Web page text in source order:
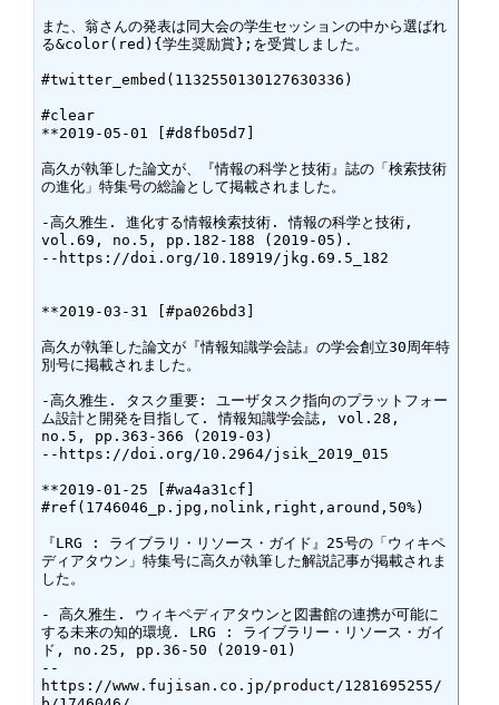
また、翁さんの発表は同大会の学生セッションの中から選ばれ
る&color(red){学生奨励賞};を受賞しました。
#twitter_embed(1132550130127630336)
#clear
**2019-05-01 [#d8fb05d7]
高久が執筆した論文が、『情報の科学と技術』誌の「検索技術
の進化」特集号の総論として掲載されました。
-高久雅生. 進化する情報検索技術. 情報の科学と技術,
vol.69, no.5, pp.182-188 (2019-05).
--https://doi.org/10.18919/jkg.69.5_182
**2019-03-31 [#pa026bd3]
高久が執筆した論文が『情報知識学会誌』の学会創立30周年特
別号に掲載されました。
-高久雅生. タスク重要: ユーザタスク指向のプラットフォー
ム設計と開発を目指して. 情報知識学会誌, vol.28,
no.5, pp.363-366 (2019-03)
--https://doi.org/10.2964/jsik_2019_015
**2019-01-25 [#wa4a31cf]
#ref(1746046_p.jpg,nolink,right,around,50%)
『LRG : ライブラリ・リソース・ガイド』25号の「ウィキペ
ディアタウン」特集号に高久が執筆した解説記事が掲載されま
した。
- 高久雅生. ウィキペディアタウンと図書館の連携が可能に
する未来の知的環境. LRG : ライブラリー・リソース・ガイ
ド, no.25, pp.36-50 (2019-01)
--
https://www.fujisan.co.jp/product/1281695255/